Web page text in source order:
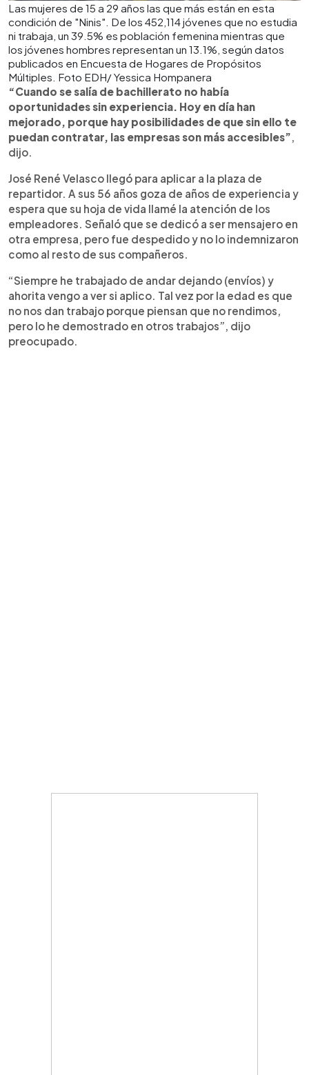
Las mujeres de 15 a 29 años las que más están en esta
condición de "Ninis". De los 452,114 jóvenes que no estudia
ni trabaja, un 39.5% es población femenina mientras que
los jóvenes hombres representan un 13.1%, según datos
publicados en Encuesta de Hogares de Propósitos
Múltiples. Foto EDH/ Yessica Hompanera
“Cuando se salía de bachillerato no había
oportunidades sin experiencia. Hoy en día han
mejorado, porque hay posibilidades de que sin ello te
puedan contratar, las empresas son más accesibles”
dijo.
José René Velasco llegó para aplicar a la plaza de
repartidor. A sus 56 años goza de años de experiencia y
espera que su hoja de vida llamé la atención de los
empleadores. Señaló que se dedicó a ser mensajero en
otra empresa, pero fue despedido y no lo indemnizaron
como al resto de sus compañeros.
“Siempre he trabajado de andar dejando (envíos) y
ahorita vengo a ver si aplico. Tal vez por la edad es que
no nos dan trabajo porque piensan que no rendimos,
pero lo he demostrado en otros trabajos”, dijo
preocupado.